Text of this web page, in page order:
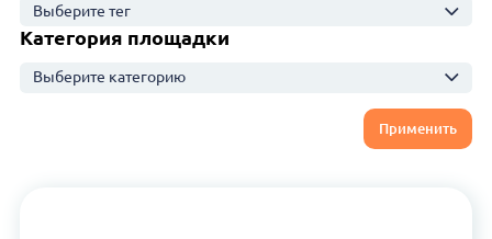
Выберите тег
Категория площадки
Выберите категорию
Применить